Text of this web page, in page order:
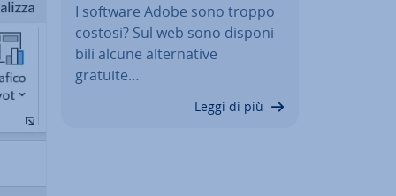
I software Adobe sono troppo
costosi? Sul web sono di­spo­ni­
bi­li alcune al­ter­na­ti­ve
gratuite…
Leggi di più